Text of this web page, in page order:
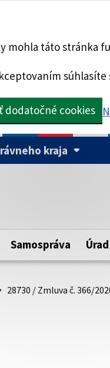
mohla táto stránka
súhlasíte
dodatočné cookies
kraja
samosprávneho
Samospráva
28730 / Zmluva č. 366/